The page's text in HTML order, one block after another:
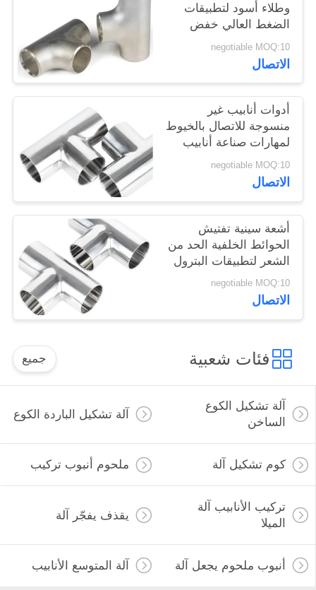
خريطة
الموقع
PRIVACY
POLICY
وطلاء أسود لتطبيقات
الضغط العالي خفض
متساوية Tee
negotiable MOQ:10
الاتصال
أدوات أنابيب غير
منسوجة للاتصال بالخيوط
لمهارات صناعة أنابيب
النحاس
negotiable MOQ:10
الاتصال
أشعة سينية تفتيش
الحوائط الخلفية الحد من
الشعر لتطبيقات البترول
في المصافي
negotiable MOQ:10
الاتصال
فئات شعبية جميع
آلة تشكيل الكوع
الساخن
آلة تشكيل الباردة الكوع
كوم تشكيل آلة ملحوم أنبوب تركيب
تركيب الأنابيب آلة
الميلا
يقذف يفجّر آلة
أنبوب ملحوم يجعل آلة آلة المتوسع الأنابيب